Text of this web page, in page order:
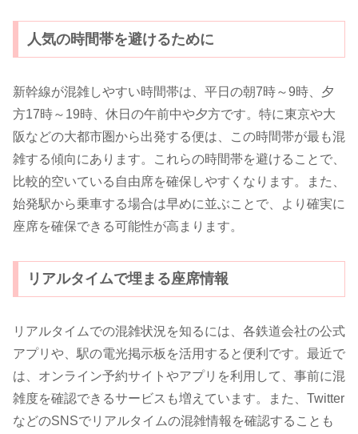
人気の時間帯を避けるために
新幹線が混雑しやすい時間帯は、平日の朝7時～9時、夕
方17時～19時、休日の午前中や夕方です。特に東京や大
阪などの大都市圏から出発する便は、この時間帯が最も混
雑する傾向にあります。これらの時間帯を避けることで、
比較的空いている自由席を確保しやすくなります。また、
始発駅から乗車する場合は早めに並ぶことで、より確実に
座席を確保できる可能性が高まります。
リアルタイムで埋まる座席情報
リアルタイムでの混雑状況を知るには、各鉄道会社の公式
アプリや、駅の電光掲示板を活用すると便利です。最近で
は、オンライン予約サイトやアプリを利用して、事前に混
雑度を確認できるサービスも増えています。また、Twitter
などのSNSでリアルタイムの混雑情報を確認することも